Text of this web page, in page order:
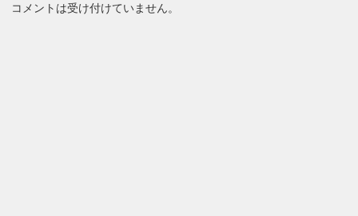
コメントは受け付けていません。